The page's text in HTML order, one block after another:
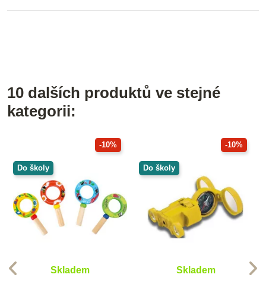
10 dalších produktů ve stejné
kategorii:
-10%
Do školy
Skladem
-10%
Do školy
Skladem